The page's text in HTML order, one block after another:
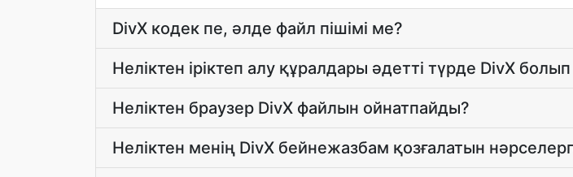
DivX кодек пе, әлде файл пішімі ме?
Неліктен іріктеп алу құралдары әдетті түрде DivX
Неліктен браузер DivX файлын ойнатпайды?
Неліктен менің DivX бейнежазбам қозғалатын